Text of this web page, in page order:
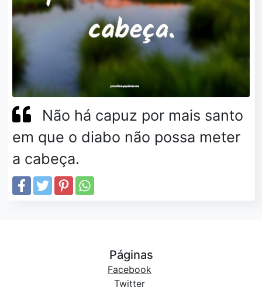
Não há capuz por mais santo
em que o diabo não possa meter
a cabeça.
Páginas
Facebook
Twitter